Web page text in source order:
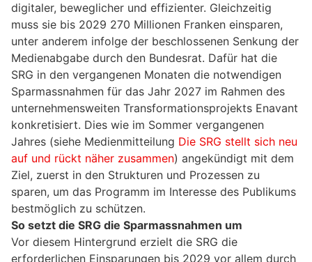
digitaler, beweglicher und effizienter. Gleichzeitig
muss sie bis 2029 270 Millionen Franken einsparen,
unter anderem infolge der beschlossenen Senkung der
Medienabgabe durch den Bundesrat. Dafür hat die
SRG in den vergangenen Monaten die notwendigen
Sparmassnahmen für das Jahr 2027 im Rahmen des
unternehmensweiten Transformationsprojekts Enavant
konkretisiert. Dies wie im Sommer vergangenen
Jahres (siehe Medienmitteilung Die SRG stellt sich neu
auf und rückt näher zusammen) angekündigt mit dem
Ziel, zuerst in den Strukturen und Prozessen zu
sparen, um das Programm im Interesse des Publikums
bestmöglich zu schützen.
So setzt die SRG die Sparmassnahmen um
Vor diesem Hintergrund erzielt die SRG die
erforderlichen Einsparungen bis 2029 vor allem durch